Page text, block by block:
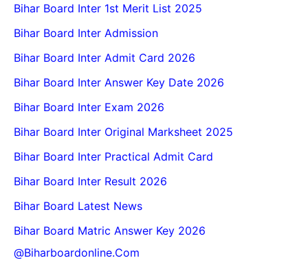
Bihar Board Inter 1st Merit List 2025
Bihar Board Inter Admission
Bihar Board Inter Admit Card 2026
Bihar Board Inter Answer Key Date 2026
Bihar Board Inter Exam 2026
Bihar Board Inter Original Marksheet 2025
Bihar Board Inter Practical Admit Card
Bihar Board Inter Result 2026
Bihar Board Latest News
Bihar Board Matric Answer Key 2026
@biharboardonline.com